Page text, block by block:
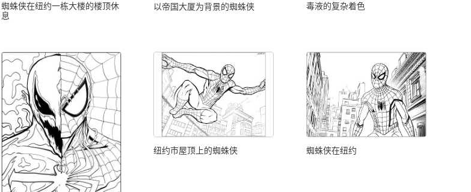
蜘蛛侠在纽约一栋大楼的楼顶休
息
以帝国大厦为背景的蜘蛛侠 毒液的复杂着色
纽约市屋顶上的蜘蛛侠 蜘蛛侠在纽约